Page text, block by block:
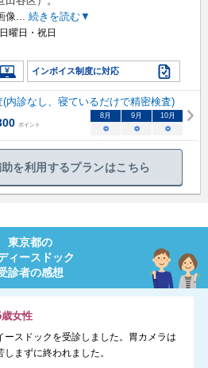
像... 続きを読む▼
曜日・祝日
インボイス制度に対応
内診なし、寝ているだけで精密検査)
ポイント
8月 9月 10月
○ ○ ○
を利用するプランはこちら
東京都の
ィースドック
診者の感想
歳女性
ースドックを受診しました。胃カメラは
まずに終われました。